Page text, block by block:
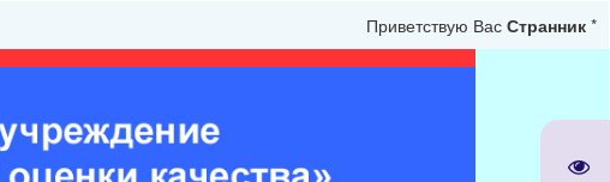
Приветствую Вас Странник *